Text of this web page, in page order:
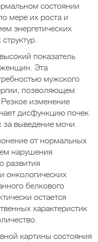
состоянии
мере их роста и
энергетических
показатель
женщин. Эта
мужского
позволяющем
изменение
дисфункцию почек
за выведение мочи.
от нормальных
нарушения
развития
онкологических
белкового
остается
характеристик
картины состояния